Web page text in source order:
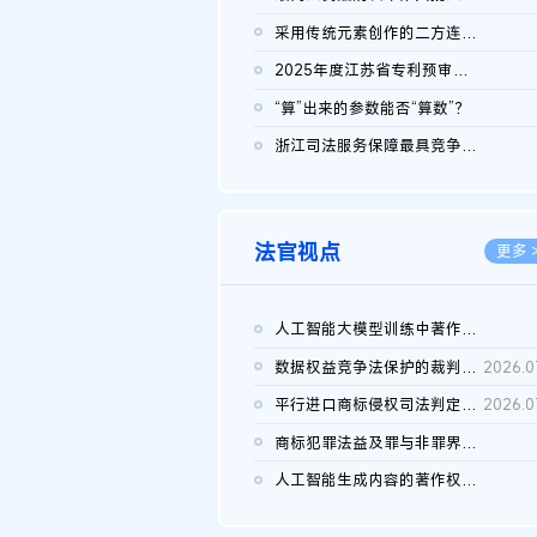
采用传统元素创作的二方连续装饰图案作品的独创性及侵权对比认定
2025年度江苏省专利预审典型案例
“算”出来的参数能否“算数”？
浙江司法服务保障最具竞争力营商环境建设典型案例（第二批）含侵...
法官视点 更多
人工智能大模型训练中著作权的合理使用
数据权益竞争法保护的裁判路径构建
平行进口商标侵权司法判定规则的困境与纾解
商标犯罪法益及罪与非罪界限研究
人工智能生成内容的著作权司法认定：演进逻辑、现实困境与规则建...